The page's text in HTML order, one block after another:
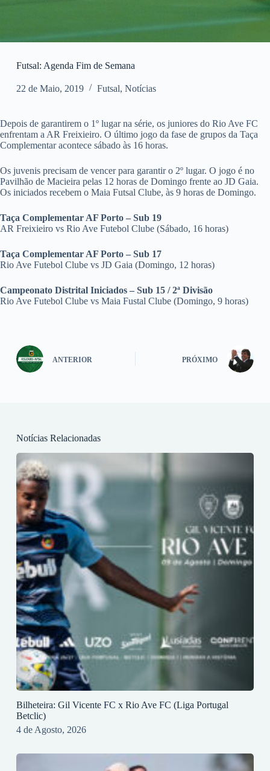
Futsal: Agenda Fim de Semana
22 de Maio, 2019 Futsal, Notícias
Depois de garantirem o 1º lugar na série, os juniores do Rio Ave FC
enfrentam a AR Freixieiro. O último jogo da fase de grupos da Taça
Complementar acontece sábado às 16 horas.
Os juvenis precisam de vencer para garantir o 2º lugar. O jogo é no
Pavilhão de Macieira pelas 12 horas de Domingo frente ao JD Gaia.
Os iniciados recebem o Maia Futsal Clube, às 9 horas de Domingo.
Taça Complementar AF Porto – Sub 19
AR Freixieiro vs Rio Ave Futebol Clube (Sábado, 16 horas)
Taça Complementar AF Porto – Sub 17
Rio Ave Futebol Clube vs JD Gaia (Domingo, 12 horas)
Campeonato Distrital Iniciados – Sub 15 / 2ª Divisão
Rio Ave Futebol Clube vs Maia Fustal Clube (Domingo, 9 horas)
ANTERIOR PRÓXIMO
Notícias Relacionadas
Bilheteira: Gil Vicente FC x Rio Ave FC (Liga Portugal
Betclic)
4 de Agosto, 2026